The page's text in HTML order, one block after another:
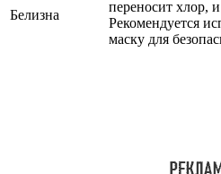
Белизна
переносит хлор,
Рекомендуется
маску для